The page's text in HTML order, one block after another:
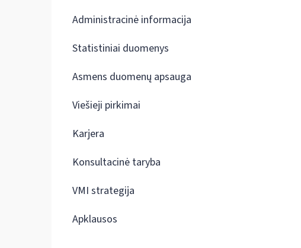
Administracinė informacija
Statistiniai duomenys
Asmens duomenų apsauga
Viešieji pirkimai
Karjera
Konsultacinė taryba
VMI strategija
Apklausos